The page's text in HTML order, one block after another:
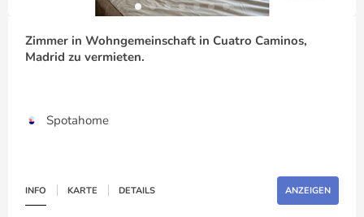
Zimmer in Wohngemeinschaft in Cuatro Caminos,
Madrid zu vermieten.
Spotahome
INFO KARTE DETAILS ANZEIGEN